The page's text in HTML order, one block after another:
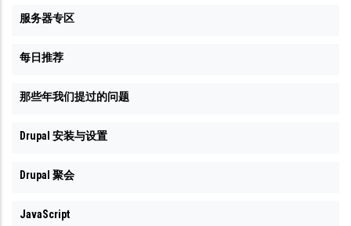
服务器专区
每日推荐
那些年我们提过的问题
Drupal 安装与设置
Drupal 聚会
JavaScript